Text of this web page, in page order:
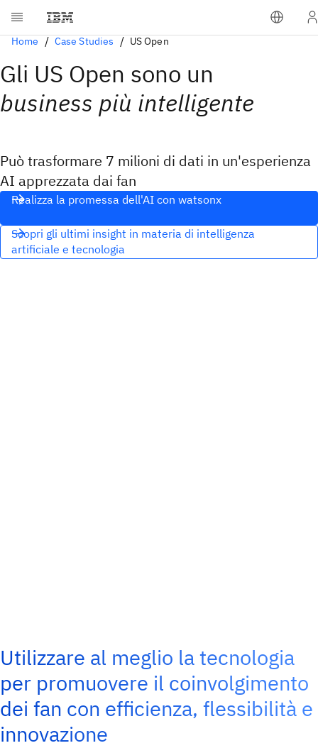
Home Case Studies US Open
Gli US Open sono un
business più intelligente
Può trasformare 7 milioni di dati in un'esperienza
AI apprezzata dai fan
Realizza la promessa dell'AI con watsonx
Scopri gli ultimi insight in materia di intelligenza
artificiale e tecnologia
Utilizzare al meglio la tecnologia
per promuovere il coinvolgimento
dei fan con efficienza, flessibilità e
innovazione